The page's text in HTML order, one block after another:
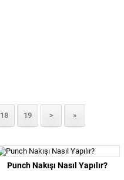
18 19 > »
Punch Nakışı Nasıl Yapılır?